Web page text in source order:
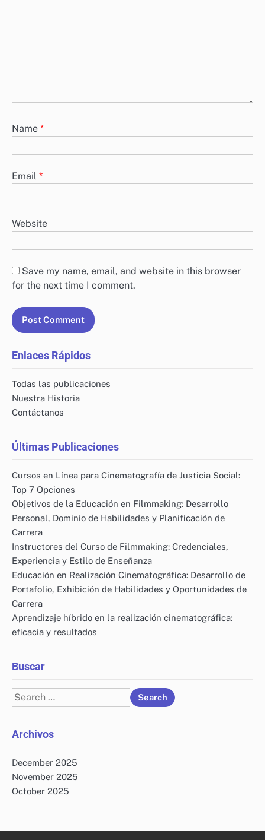
Name *
Email *
Website
Save my name, email, and website in this browser
for the next time I comment.
Enlaces Rápidos
Todas las publicaciones
Nuestra Historia
Contáctanos
Últimas Publicaciones
Cursos en Línea para Cinematografía de Justicia Social:
Top 7 Opciones
Objetivos de la Educación en Filmmaking: Desarrollo
Personal, Dominio de Habilidades y Planificación de
Carrera
Instructores del Curso de Filmmaking: Credenciales,
Experiencia y Estilo de Enseñanza
Educación en Realización Cinematográfica: Desarrollo de
Portafolio, Exhibición de Habilidades y Oportunidades de
Carrera
Aprendizaje híbrido en la realización cinematográfica:
eficacia y resultados
Buscar
Search
for:
Archivos
December 2025
November 2025
October 2025